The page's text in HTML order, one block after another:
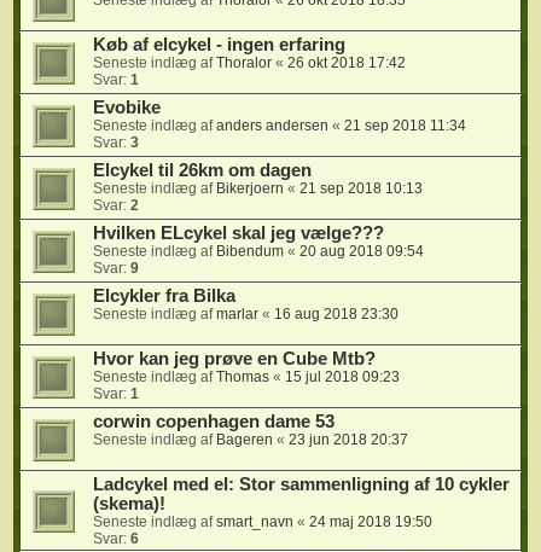
Køb af elcykel - ingen erfaring
Seneste indlæg afThoralor « 26 okt 2018 17:42
Svar: 1
Evobike
Seneste indlæg afanders andersen « 21 sep 2018 11:34
Svar: 3
Elcykel til 26km om dagen
Seneste indlæg af Bikerjoern « 21 sep 2018 10:13
Svar: 2
Hvilken ELcykel skal jeg vælge???
Seneste indlæg af Bibendum « 20 aug 2018 09:54
Svar: 9
Elcykler fra Bilka
Seneste indlæg afmarlar « 16 aug 2018 23:30
Hvor kan jeg prøve en Cube Mtb?
Seneste indlæg afThomas « 15 jul 2018 09:23
Svar: 1
corwin copenhagen dame 53
Seneste indlæg af Bageren « 23 jun 2018 20:37
Ladcykel med el: Stor sammenligning af 10 cykler
(skema)!
Seneste indlæg afsmart_navn « 24 maj 2018 19:50
Svar: 6